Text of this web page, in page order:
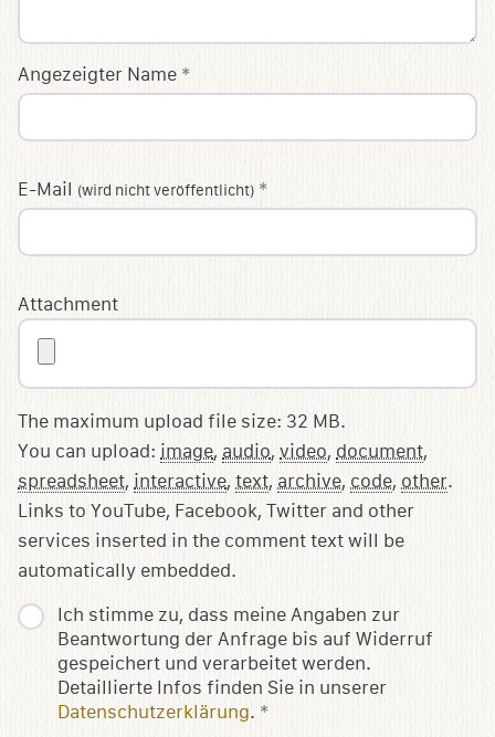
Angezeigter Name *
E-Mail (wird nicht veröffentlicht) *
Ich stimme zu, dass meine Angaben zur
Beantwortung der Anfrage bis auf Widerruf
gespeichert und verarbeitet werden.
Detaillierte Infos finden Sie in unserer
Datenschutzerklärung. *
Attachment
The maximum upload file size: 32 MB.
You can upload: image, audio, video, document,
spreadsheet, interactive, text, archive, code, other.
Links to YouTube, Facebook, Twitter and other
services inserted in the comment text will be
automatically embedded.